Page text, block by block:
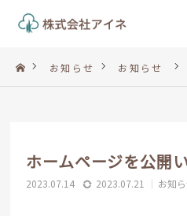
お知らせ お知らせ
ホームページを公開
2023.07.14 2023.07.21 お知
電話
コンセプト